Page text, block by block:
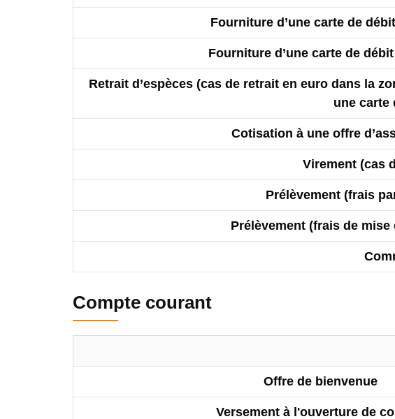
Fourniture d’une carte de
Fourniture d’une carte de
Retrait d’espèces (cas de retrait en euro dans la
une carte
Cotisation à une offre
Virement (cas
Prélèvement (frais
Prélèvement (frais de mise
Compte courant
Offre de bienvenue
Versement à l'ouverture de